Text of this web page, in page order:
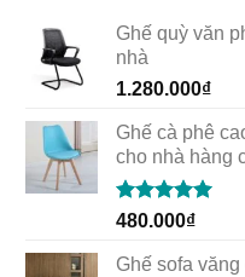
Ghế quỳ văn
nhà
1.280.000₫
Ghế cà phê
cho nhà hàng
Rated5.00
480.000₫
Ghế sofa